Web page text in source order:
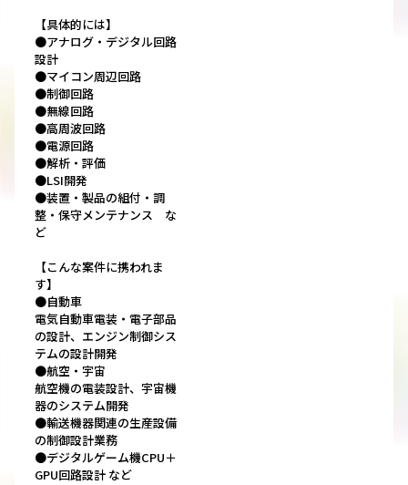
【具体的には】
●アナログ・デジタル回路
設計
●マイコン周辺回路
●制御回路
●無線回路
●高周波回路
●電源回路
●解析・評価
●LSI開発
●装置・製品の組付・調
整・保守メンテナンス な
ど
【こんな案件に携われま
す】
●自動車
電気自動車電装・電子部品
の設計、エンジン制御シス
テムの設計開発
●航空・宇宙
航空機の電装設計、宇宙機
器のシステム開発
●輸送機器関連の生産設備
の制御設計業務
●デジタルゲーム機CPU＋
GPU回路設計 など